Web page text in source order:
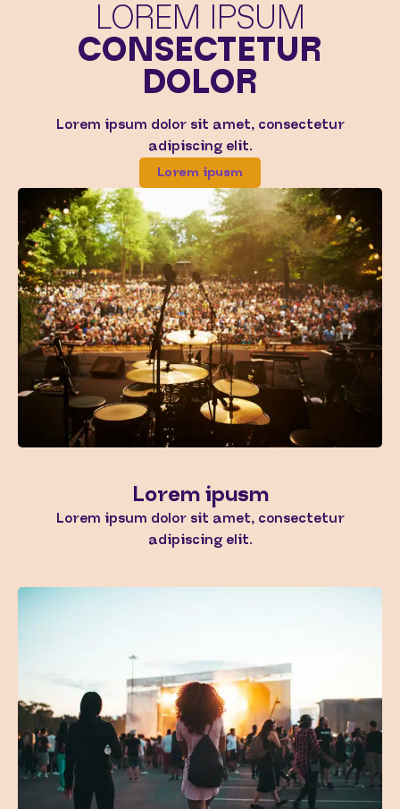
LOREM IPSUM
CONSECTETUR
DOLOR
Lorem ipsum dolor sit amet, consectetur
adipiscing elit.
Lorem ipusm
Lorem ipusm
Lorem ipsum dolor sit amet, consectetur
adipiscing elit.